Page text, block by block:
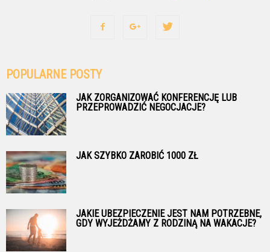
POPULARNE POSTY
JAK ZORGANIZOWAĆ KONFERENCJĘ LUB
PRZEPROWADZIĆ NEGOCJACJE?
JAK SZYBKO ZAROBIĆ 1000 ZŁ
JAKIE UBEZPIECZENIE JEST NAM POTRZEBNE,
GDY WYJEŻDŻAMY Z RODZINĄ NA WAKACJE?